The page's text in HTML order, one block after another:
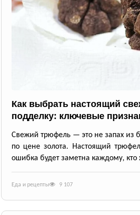
Как выбрать настоящий
подделку: ключевые
Свежий трюфель — это не запах из
по цене золота. Настоящий
ошибка будет заметна каждому, кто
Еда и рецепты 9 107